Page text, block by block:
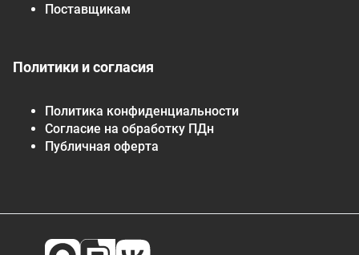
Поставщикам
Политики и согласия
Политика конфиденциальности
Согласие на обработку ПДн
Публичная оферта